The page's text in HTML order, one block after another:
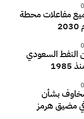
مفاعلات محطة
النفط السعودي
بشأن
مضيق هرمز